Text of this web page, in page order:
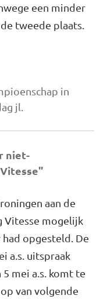
een minder
tweede plaats.
in
jl.
niet-
aan de
Vitesse mogelijk
opgesteld. De
a.s. uitspraak
mei a.s. komt te
van volgende